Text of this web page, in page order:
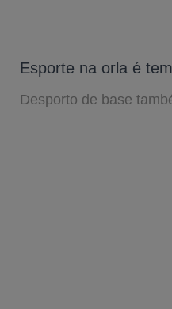
Esporte na orla é
Desporto de base